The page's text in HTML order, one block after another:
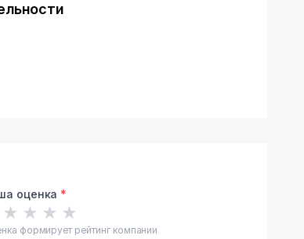
оценка *
★ ★ ★ ★
формирует рейтинг компании